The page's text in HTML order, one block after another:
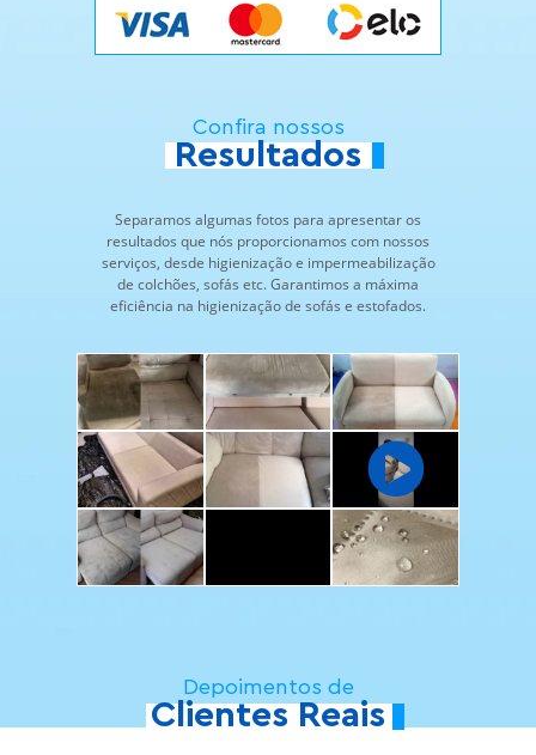
Confira nossos
Resultados
Separamos algumas fotos para apresentar os
resultados que nós proporcionamos com nossos
serviços, desde higienização e impermeabilização
de colchões, sofás etc. Garantimos a máxima
eficiência na higienização de sofás e estofados.
Depoimentos de
Clientes Reais